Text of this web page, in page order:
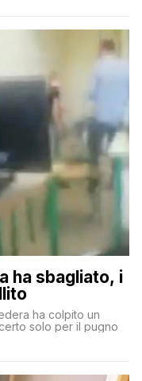
ha sbagliato, i
ha colpito un
solo per il pugno